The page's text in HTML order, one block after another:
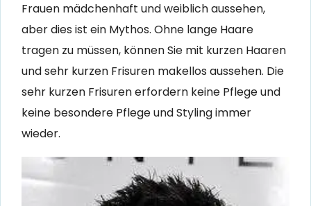
Frauen mädchenhaft und weiblich aussehen,
aber dies ist ein Mythos. Ohne lange Haare
tragen zu müssen, können Sie mit kurzen Haaren
und sehr kurzen Frisuren makellos aussehen. Die
sehr kurzen Frisuren erfordern keine Pflege und
keine besondere Pflege und Styling immer
wieder.